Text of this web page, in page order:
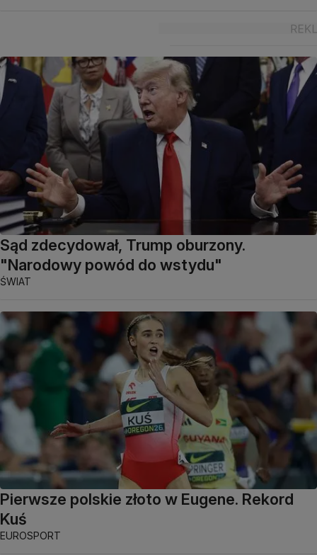
Sąd zdecydował, Trump oburzony.
"Narodowy powód do wstydu"
ŚWIAT
Pierwsze polskie złoto w Eugene. Rekord
Kuś
EUROSPORT